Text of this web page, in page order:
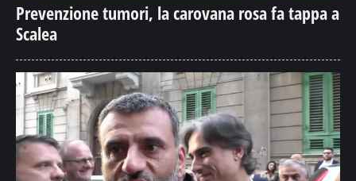
Prevenzione tumori, la carovana rosa fa tappa a
Scalea